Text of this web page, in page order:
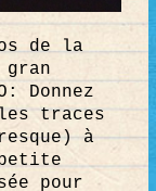
de la
Donnez
traces
à
pour